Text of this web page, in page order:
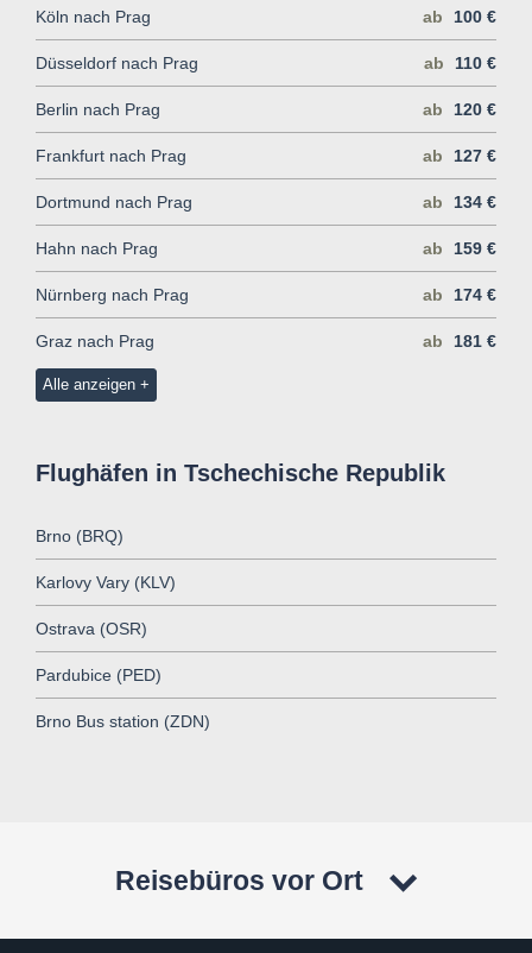
Köln nach Prag ab 100 €
Düsseldorf nach Prag ab 110 €
Berlin nach Prag ab 120 €
Frankfurt nach Prag ab 127 €
Dortmund nach Prag ab 134 €
Hahn nach Prag ab 159 €
Nürnberg nach Prag ab 174 €
Graz nach Prag ab 181 €
Alle anzeigen
Flughäfen in Tschechische Republik
Brno (BRQ)
Karlovy Vary (KLV)
Ostrava (OSR)
Pardubice (PED)
Brno Bus station (ZDN)
Reisebüros vor Ort